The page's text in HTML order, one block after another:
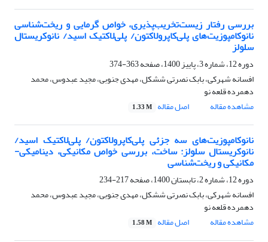
بررسی رفتار زیست‌تخریب‌پذیری، خواص گرمایی و ریخت‌شناسی
نانوکامپوزیت‌های پلی‌کاپرولاکتون/ پلی‌لاکتیک اسید/ نانوکریستال
سلولز
دوره 12، شماره 3، پاییز 1400، صفحه
363-374
افسانه شهرکی، بابک نصرتی ششکل، مهدی جنوبی، مجید عبدوس، محمد
دهمرده قلعه نو
مشاهده مقاله
اصل مقاله 1.33 M
نانوکامپوزیت‌های سه جزئی پلی‌کاپرولاکتون/ پلی‌لاکتیک اسید/
نانوکریستال سلولز: ساخت، بررسی خواص مکانیکی، دینامیکی-
مکانیکی و ریخت‌شناسی
دوره 12، شماره 2، تابستان 1400، صفحه
217-234
افسانه شهرکی، بابک نصرتی ششکل، مهدی جنوبی، مجید عبدوس، محمد
دهمرده قلعه نو
مشاهده مقاله
اصل مقاله 1.58 M